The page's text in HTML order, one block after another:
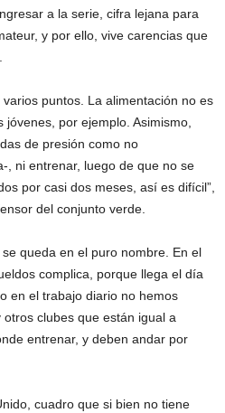
a la serie, cifra lejana para
y por ello, vive carencias que
puntos. La alimentación no es
por ejemplo. Asimismo,
de presión como no
, ni entrenar, luego de que no se
por casi dos meses, así es difícil”,
del conjunto verde.
queda en el puro nombre. En el
complica, porque llega el día
en el trabajo diario no hemos
clubes que están igual a
entrenar, y deben andar por
cuadro que si bien no tiene